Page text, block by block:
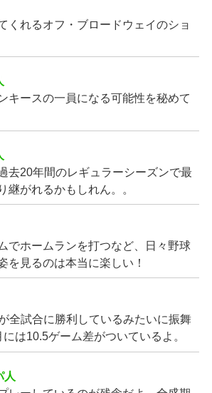
くれるオフ・ブロードウェイのショ
キースの一員になる可能性を秘めて
去20年間のレギュラーシーズンで最
継がれるかもしれん。。
でホームランを打つなど、日々野球
を見るのは本当に楽しい！
全試合に勝利しているみたいに振舞
は10.5ゲーム差がついているよ。
人